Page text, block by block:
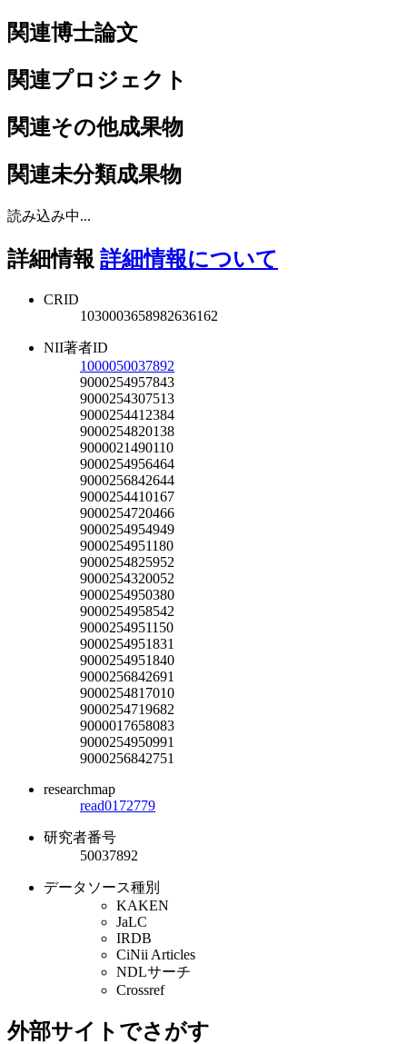
関連博士論文
関連プロジェクト
関連その他成果物
関連未分類成果物
読み込み中...
詳細情報 詳細情報について
CRID
1030003658982636162
NII著者ID
1000050037892
9000254957843
9000254307513
9000254412384
9000254820138
9000021490110
9000254956464
9000256842644
9000254410167
9000254720466
9000254954949
9000254951180
9000254825952
9000254320052
9000254950380
9000254958542
9000254951150
9000254951831
9000254951840
9000256842691
9000254817010
9000254719682
9000017658083
9000254950991
9000256842751
researchmap
read0172779
研究者番号
50037892
データソース種別
KAKEN
JaLC
IRDB
CiNii Articles
NDLサーチ
Crossref
外部サイトでさがす